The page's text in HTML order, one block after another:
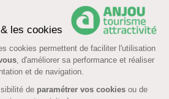
les cookies
cookies permettent de faciliter l'utilisation
, d'améliorer sa performance et réaliser
et de navigation.
de paramétrer vos cookies ou de
Données personnelles-Cookies